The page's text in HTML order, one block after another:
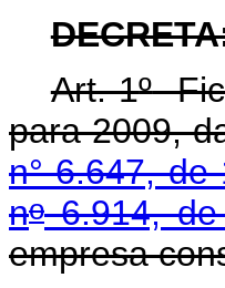
Art. 1º
para 2009,
n°6.647, de
no6.914, de
empresa